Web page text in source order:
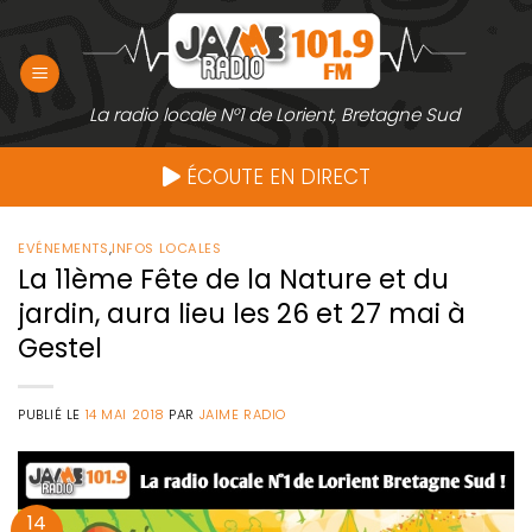
contenu
La radio locale N°1 de Lorient, Bretagne Sud
ÉCOUTE EN DIRECT
EVÉNEMENTS,INFOS LOCALES
La 11ème Fête de la Nature et du
jardin, aura lieu les 26 et 27 mai à
Gestel
PUBLIÉ LE 14 MAI 2018 PAR JAIME RADIO
14